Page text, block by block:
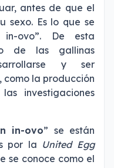
antes de que el
sexo. Es lo que se
in-ovo”. De esta
de las gallinas
y ser
como la producción
investigaciones
in-ovo” se están
por la United Egg
se conoce como el